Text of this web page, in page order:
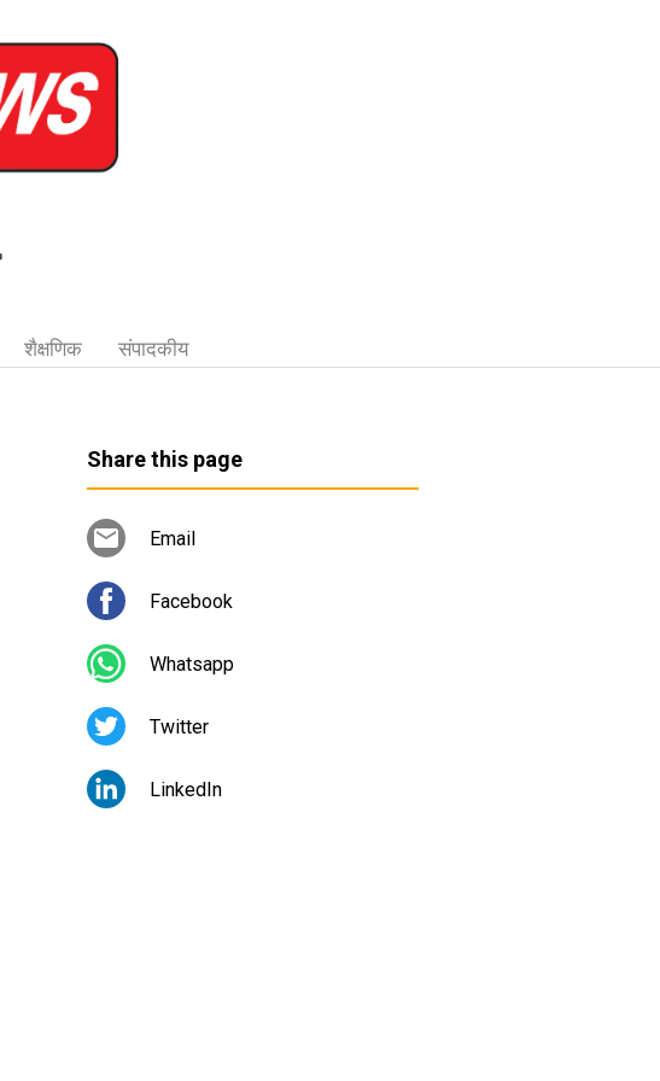
शैक्षणिक संपादकीय
Share this page
Email
Facebook
Whatsapp
Twitter
LinkedIn